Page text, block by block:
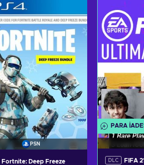
görüntüle
PSN
Fortnite: Deep Freeze
PARA
DLC
FIFA